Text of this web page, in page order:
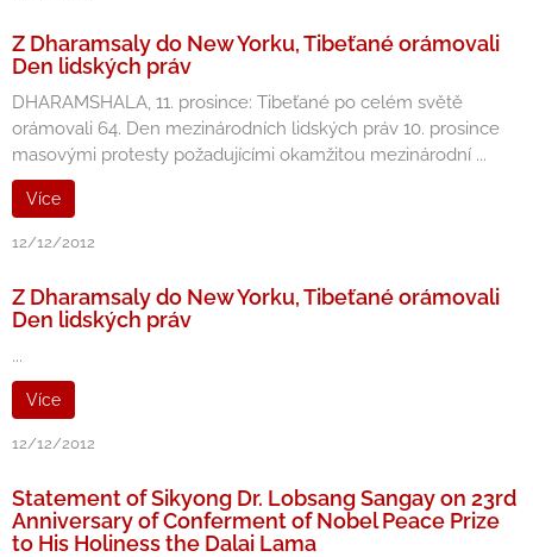
Z Dharamsaly do New Yorku, Tibeťané orámovali
Den lidských práv
DHARAMSHALA, 11. prosince: Tibeťané po celém světě
orámovali 64. Den mezinárodních lidských práv 10. prosince
masovými protesty požadujícími okamžitou mezinárodní ...
Více
12/12/2012
Z Dharamsaly do New Yorku, Tibeťané orámovali
Den lidských práv
...
Více
12/12/2012
Statement of Sikyong Dr. Lobsang Sangay on 23rd
Anniversary of Conferment of Nobel Peace Prize
to His Holiness the Dalai Lama